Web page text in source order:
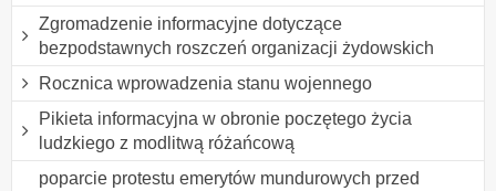
Zgromadzenie informacyjne dotyczące
bezpodstawnych roszczeń organizacji żydowskich
Rocznica wprowadzenia stanu wojennego
Pikieta informacyjna w obronie poczętego życia
ludzkiego z modlitwą różańcową
poparcie protestu emerytów mundurowych przed